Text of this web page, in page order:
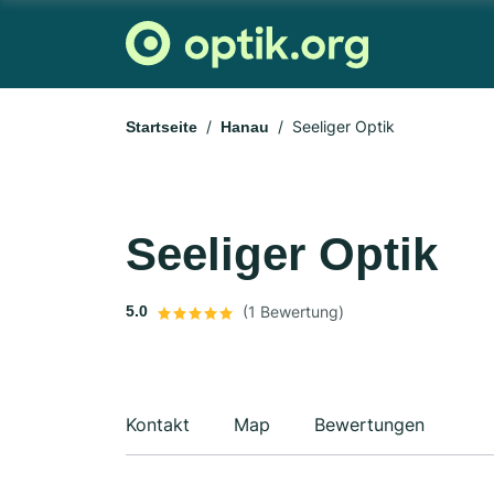
Startseite Hanau Seeliger Optik
Seeliger Optik
5.0 (1 Bewertung)
Kontakt Map Bewertungen